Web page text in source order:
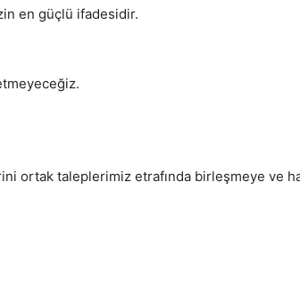
en güçlü ifadesidir.
ortak taleplerimiz etrafında birleşmeye ve